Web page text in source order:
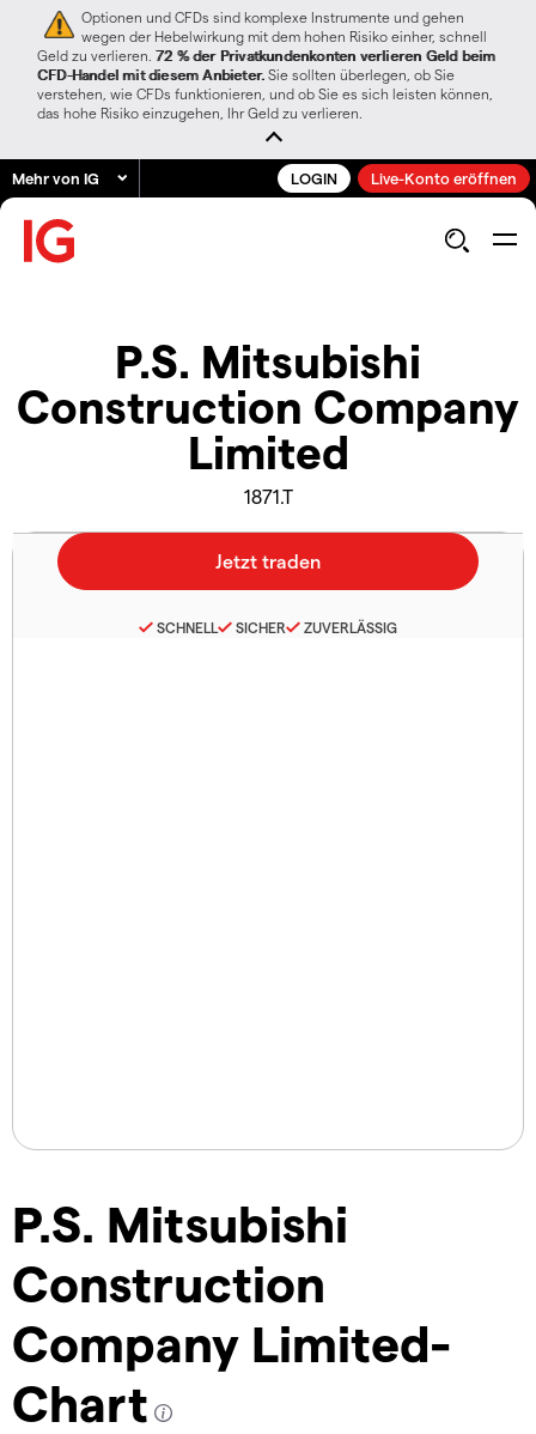
Optionen und CFDs sind komplexe Instrumente und gehen
wegen der Hebelwirkung mit dem hohen Risiko einher, schnell
Geld zu verlieren. 72 % der Privatkundenkonten verlieren Geld beim
CFD-Handel mit diesem Anbieter. Sie sollten überlegen, ob Sie
verstehen, wie CFDs funktionieren, und ob Sie es sich leisten können,
das hohe Risiko einzugehen, Ihr Geld zu verlieren.
Mehr von IG LOGIN Live-Konto eröffnen
P.S. Mitsubishi
Construction Company
Limited
1871.T
P.S. Mitsubishi
Construction
Company Limited-
Chart
SCHNELL SICHER ZUVERLÄSSIG